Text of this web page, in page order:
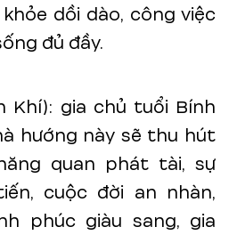
dồi dào, công việc
đủ đầy.
Khí): gia chủ tuổi Bính
hướng này sẽ thu hút
quan phát tài, sự
cuộc đời an nhàn,
phúc giàu sang, gia